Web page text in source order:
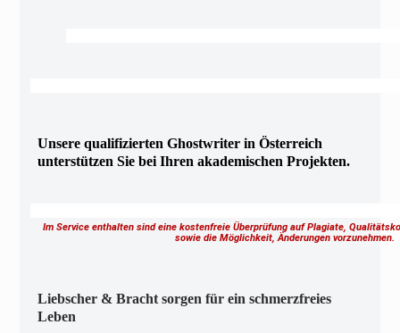
Unsere qualifizierten Ghostwriter in Österreich
unterstützen Sie bei Ihren akademischen Projekten.
Im Service enthalten sind eine kostenfreie Überprüfung auf Plagiate,
sowie die Möglichkeit, Änderungen vorzunehmen.
Liebscher & Bracht sorgen für ein schmerzfreies
Leben